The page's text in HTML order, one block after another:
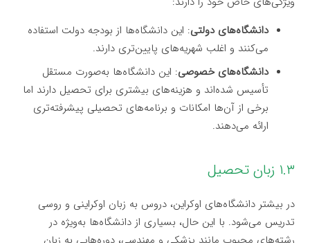
دانشگاه‌های دولتی: این دانشگاه‌ها از بودجه دولت استفاده
می‌کنند و اغلب شهریه‌های پایین‌تری دارند.
دانشگاه‌های خصوصی: این دانشگاه‌ها به‌صورت مستقل
تأسیس شده‌اند و هزینه‌های بیشتری برای تحصیل دارند اما
برخی از آن‌ها امکانات و برنامه‌های تحصیلی پیشرفته‌تری
ارائه می‌دهند.
۱.۳ زبان تحصیل
در بیشتر دانشگاه‌های اوکراین، دروس به زبان اوکراینی و روسی
تدریس می‌شود. با این حال، بسیاری از دانشگاه‌ها به‌ویژه در